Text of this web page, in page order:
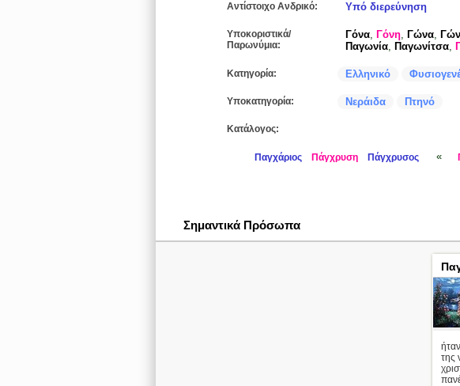
Αντίστοιχο Ανδρικό: Υπό διερεύνηση
Υποκοριστικά/
Παρωνύμια:
Γόνα, Γόνη, Γώνα,
Παγωνία, Παγωνίτσα,
Κατηγορία: Ελληνικό
Υποκατηγορία: Νεράιδα Πτηνό
Κατάλογος:
Παγχάριος Πάγχρυση Πάγχρυσος «
Σημαντικά Πρόσωπα
της